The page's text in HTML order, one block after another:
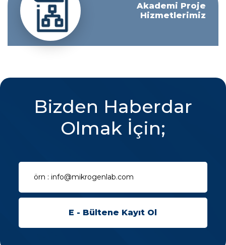
Akademi Proje
Hizmetlerimiz
Bizden Haberdar
Olmak İçin;